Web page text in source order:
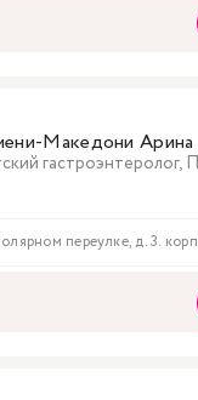
Македони Арина
гастроэнтеролог,
переулке, д. 3.